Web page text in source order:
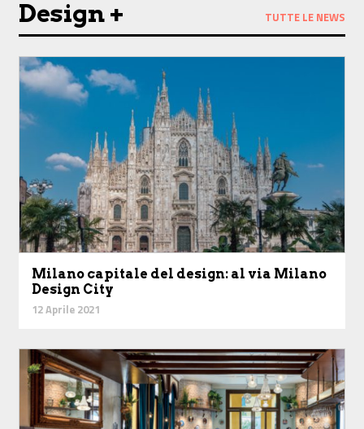
Design + TUTTE LE NEWS
Milano capitale del design: al via Milano
Design City
12 Aprile 2021